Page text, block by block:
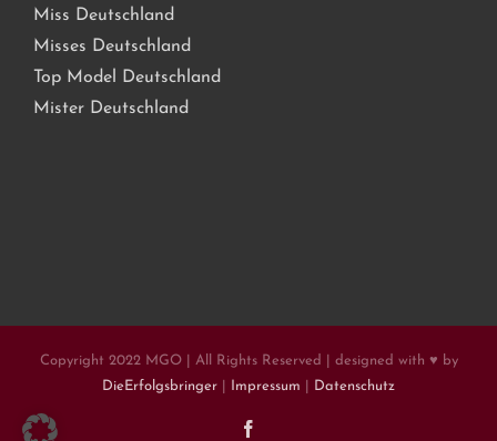
Miss Deutschland
Misses Deutschland
Top Model Deutschland
Mister Deutschland
Copyright 2022 MGO | All Rights Reserved | designed with ♥ by
DieErfolgsbringer
Impressum Datenschutz